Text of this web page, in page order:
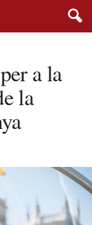
a la
la